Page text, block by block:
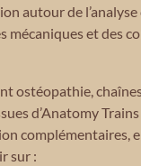
autour de l’analyse
mécaniques et des
ostéopathie,
d’Anatomy
complémentaires,
sur :